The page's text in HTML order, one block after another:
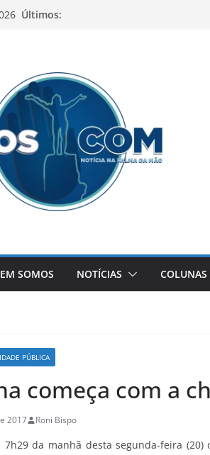
Últimos:
SOMOS NOTÍCIAS COLUNAS
PÚBLICA
começa com a
2017 Roni Bispo
7h29 da manhã desta segunda-feira